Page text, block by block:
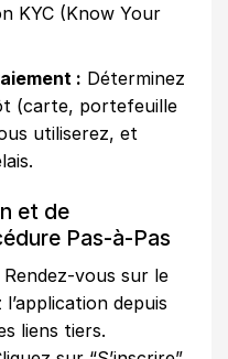
KYC (Know Your
: Déterminez
(carte, portefeuille
utiliserez, et
et de
Pas-à-Pas
Rendez-vous sur le
depuis
liens tiers.